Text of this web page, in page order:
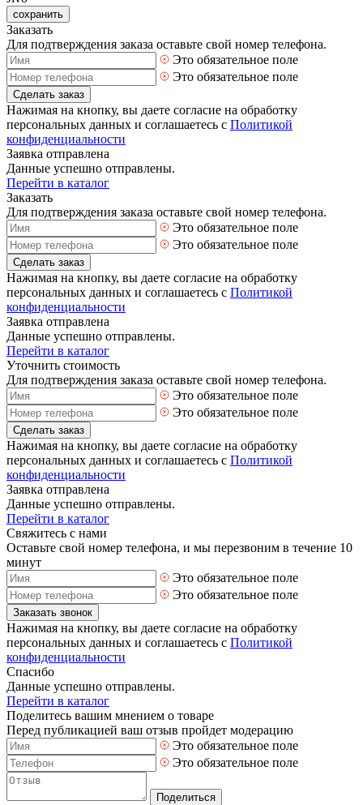
сохранить
Заказать
Для подтверждения заказа оставьте свой номер телефона.
Это обязательное поле
Это обязательное поле
Сделать заказ
Нажимая на кнопку, вы даете согласие на обработку
персональных данных и соглашаетесь с Политикой
конфиденциальности
Заявка отправлена
Данные успешно отправлены.
Перейти в каталог
Заказать
Для подтверждения заказа оставьте свой номер телефона.
Это обязательное поле
Это обязательное поле
Сделать заказ
Нажимая на кнопку, вы даете согласие на обработку
персональных данных и соглашаетесь с Политикой
конфиденциальности
Заявка отправлена
Данные успешно отправлены.
Перейти в каталог
Уточнить стоимость
Для подтверждения заказа оставьте свой номер телефона.
Это обязательное поле
Это обязательное поле
Сделать заказ
Нажимая на кнопку, вы даете согласие на обработку
персональных данных и соглашаетесь с Политикой
конфиденциальности
Заявка отправлена
Данные успешно отправлены.
Перейти в каталог
Свяжитесь с нами
Оставьте свой номер телефона, и мы перезвоним в течение 10
минут
Это обязательное поле
Это обязательное поле
Заказать звонок
Нажимая на кнопку, вы даете согласие на обработку
персональных данных и соглашаетесь с Политикой
конфиденциальности
Спасибо
Данные успешно отправлены.
Перейти в каталог
Поделитесь вашим мнением о товаре
Перед публикацией ваш отзыв пройдет модерацию
Это обязательное поле
Это обязательное поле
Поделиться